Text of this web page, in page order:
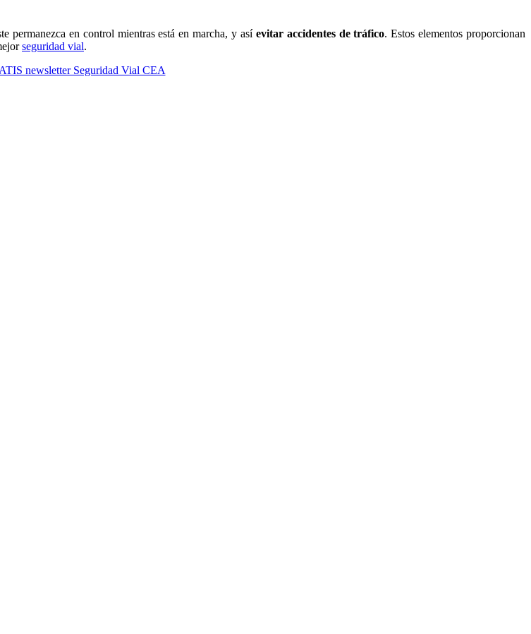
permanezca en control mientras está en marcha, y así evitar accidentes de tráfico. Estos elementos proporcionan
seguridad vial.